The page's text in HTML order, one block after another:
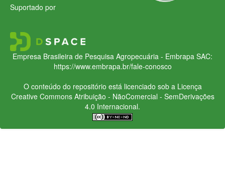
Suportado por
Empresa Brasileira de Pesquisa Agropecuária - Embrapa SAC:
https://www.embrapa.br/fale-conosco
O conteúdo do repositório está licenciado sob a Licença
Creative CommonsAtribuição - NãoComercial - SemDerivações
4.0 Internacional.